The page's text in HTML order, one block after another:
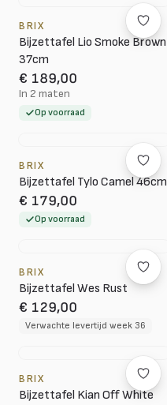
BRIX
Bijzettafel Lio Smoke Brown
37cm
€ 189,00
In 2 maten
Op voorraad
BRIX
Bijzettafel Tylo Camel 46cm
€ 179,00
Op voorraad
BRIX
Bijzettafel Wes Rust
€ 129,00
Verwachte levertijd week 36
BRIX
Bijzettafel Kian Off White